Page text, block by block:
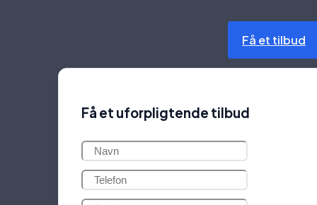
Få et tilbud
Få et uforpligtende tilbud